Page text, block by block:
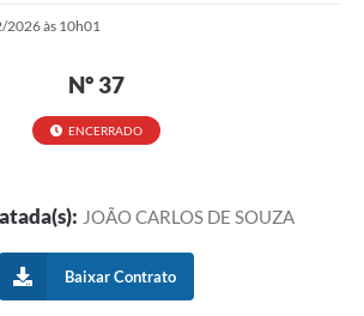
2026 às 10h01
Nº 37
ENCERRADO
JOÃO CARLOS DE SOUZA
Baixar Contrato